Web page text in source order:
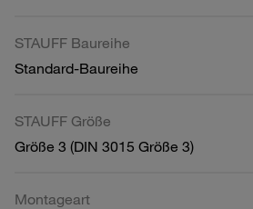
STAUFF Baureihe
Standard-Baureihe
STAUFF Größe
Größe 3 (DIN 3015 Größe 3)
Montageart